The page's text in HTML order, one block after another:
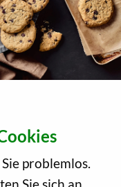
problemlos.
Sie sich an